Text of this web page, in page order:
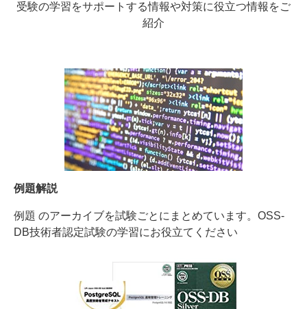
受験の学習をサポートする情報や対策に役立つ情報をご
紹介
例題解説
例題 のアーカイブを試験ごとにまとめています。OSS-
DB技術者認定試験の学習にお役立てください